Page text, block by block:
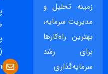
زمینه تحلیل و
مدیریت سرمایه،
بهترین راه‌کارها
برای رشد
سرمایه‌گذاری
(۱۵۹۶۹۸۳۵۱۱)